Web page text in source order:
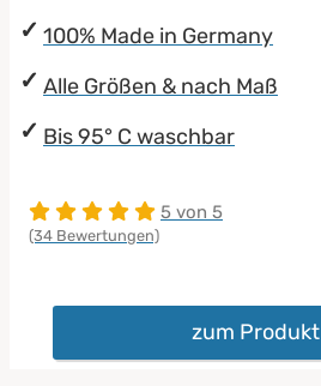
100% Made in Germany
Alle Größen & nach Maß
Bis 95° C waschbar
5 von 5
(34 Bewertungen)
zum Produkt